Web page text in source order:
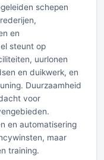
schepen
en
steunt op
uurlonen
en duikwerk, en
Duurzaamheid
voor
en automatisering
maar
training.